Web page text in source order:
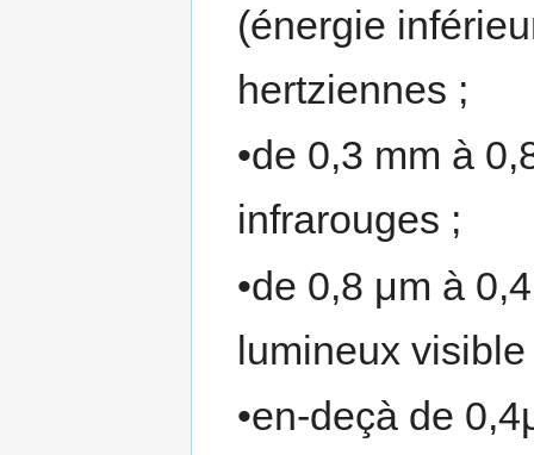
(énergie
hertziennes ;
•de 0,3 mm à
infrarouges ;
•de 0,8 μm à
lumineux
•en-deçà de